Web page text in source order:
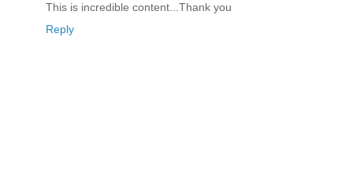
This is incredible content...Thank you
Reply